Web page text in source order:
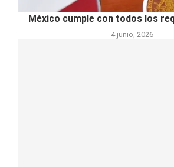
México cumple con todos los
4 junio, 2026